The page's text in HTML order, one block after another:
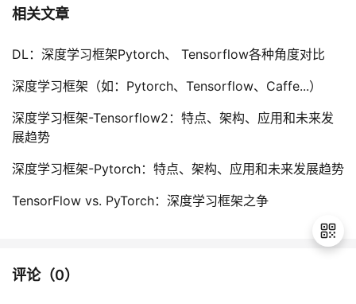
相关文章
DL：深度学习框架Pytorch、 Tensorflow各种角度对比
深度学习框架（如：Pytorch、Tensorflow、Caffe...）
深度学习框架-Tensorflow2：特点、架构、应用和未来发
展趋势
深度学习框架-Pytorch：特点、架构、应用和未来发展趋势
TensorFlow vs. PyTorch：深度学习框架之争
评论（0）